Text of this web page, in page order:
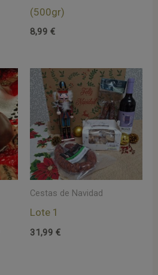
(500gr)
8,99 €
Cestas de Navidad
Lote 1
31,99 €